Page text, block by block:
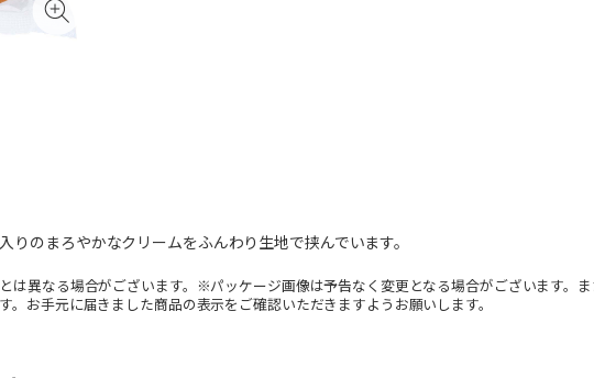
りのまろやかなクリームをふんわり生地で挟んでいます。
は異なる場合がございます。※パッケージ画像は予告なく変更となる場合がございます。
。お手元に届きました商品の表示をご確認いただきますようお願いします。